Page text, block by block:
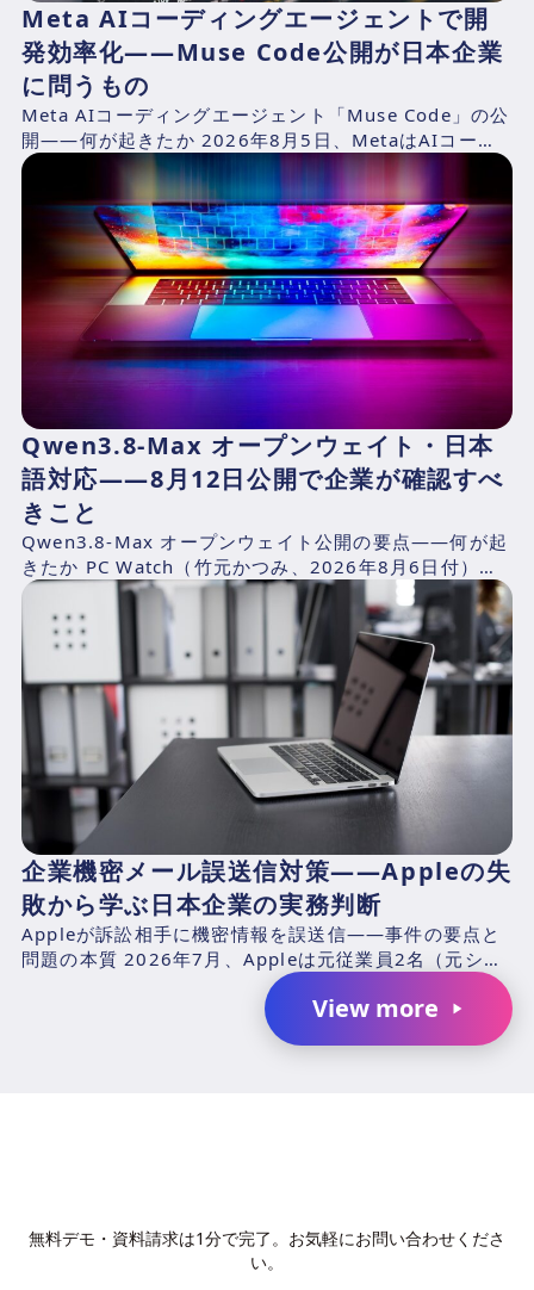
Meta AIコーディングエージェントで開
発効率化——Muse Code公開が日本企業
に問うもの
Meta AIコーディングエージェント「Muse Code」の公
開——何が起きたか 2026年8月5日、MetaはAIコーデ
ィングエージェント「Muse Cod...
Qwen3.8-Max オープンウェイト・日本
語対応——8月12日公開で企業が確認すべ
きこと
Qwen3.8-Max オープンウェイト公開の要点——何が起
きたか PC Watch（竹元かつみ、2026年8月6日付）の
報道によれば、AlibabaのQwen...
企業機密メール誤送信対策——Appleの失
敗から学ぶ日本企業の実務判断
Appleが訴訟相手に機密情報を誤送信——事件の要点と
問題の本質 2026年7月、Appleは元従業員2名（元シニ
アシステムズエンジニアのChang Liuおよ...
View more
無料デモ・資料請求は1分で完了。お気軽にお問い合わせくださ
い。